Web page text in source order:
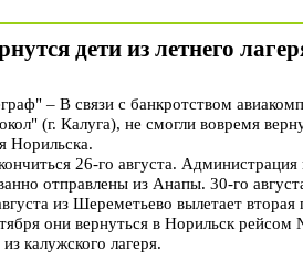
дети из летнего
– В связи с банкротством
(г. Калуга), не смогли вовремя
Норильска.
26-го августа. Администрация
отправлены из Анапы. 30-го
из Шереметьево вылетает
они вернуться в Норильск
калужского лагеря.